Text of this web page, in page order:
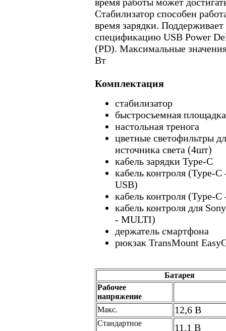
Стабилизатор способен
время зарядки. Поддерживает
спецификацию USB Power
(PD). Максимальные
Вт
Комплектация
стабилизатор
быстросъемная площадка
настольная тренога
цветные светофильтры
источника света (4шт)
кабель зарядки Type-C
кабель контроля (Type-
USB)
кабель контроля (Type-
кабель контроля для
- MULTI)
держатель смартфона
рюкзак TransMount
Батарея
Рабочее
напряжение
Макс.
12,6 В
Стандартное
11,1 В